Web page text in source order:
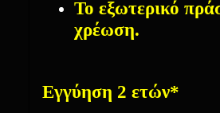
Το εξωτερικό
χρέωση.
Εγγύηση 2 ετών*